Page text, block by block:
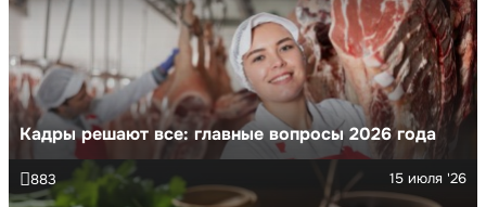
Кадры решают все: главные вопросы 2026 года
15 июля '26
883